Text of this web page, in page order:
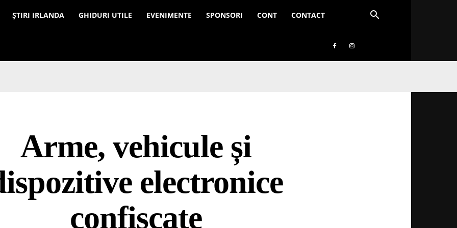
ȘTIRI IRLANDA GHIDURI UTILE EVENIMENTE SPONSORI CONT CONTACT
Arme, vehicule și
electronice
confiscate